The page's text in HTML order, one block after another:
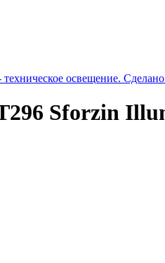
освещение.
Sforzin